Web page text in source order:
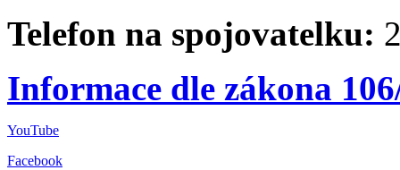
Telefon na spojovatelku:
Informace dle zákona
YouTube
Facebook